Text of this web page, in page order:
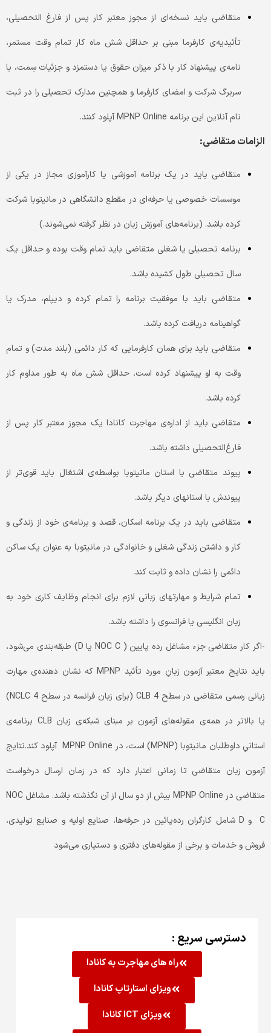
دسترسی سریع :
راه های مهاجرت به کانادا
ویزای استارتاپ کانادا
ویزای ICT کانادا
متقاضی باید نسخه‌ای از مجوز معتبر کار پس از فارغ التحصیلی،
تأئیدیه‌ی کارفرما مبنی بر حداقل شش ماه کار تمام وقت مستمر،
نامه‌ی پیشنهاد کار با ذکر میزان حقوق یا دستمزد و جزئیات سِمت، با
سربرگ شرکت و امضای کارفرما و همچنین مدارک تحصیلی را در ثبت
نام آنلاین این برنامه MPNP Online آپلود کنند.
الزامات متقاضی:
متقاضی باید در یک برنامه آموزشی یا کارآموزی مجاز در یکی از
موسسات خصوصی یا حرفه‌ای در مقطع دانشگاهی در مانیتوبا شرکت
کرده‌ باشد. (برنامه‌های آموزش زبان در نظر گرفته نمی‌شوند.)
برنامه تحصیلی یا شغلی متقاضی باید تمام وقت بوده و حداقل یک
سال تحصیلی طول کشیده باشد.
متقاضی باید با موفقیت برنامه را تمام کرده و دیپلم، مدرک یا
گواهینامه دریافت کرده‌ باشد.
متقاضی باید برای همان کارفرمایی که کار دائمی (بلند مدت) و تمام
وقت به او پیشنهاد کرده است، حداقل شش ماه به طور مداوم کار
کرده‌ باشد.
متقاضی باید از اداره‌ی مهاجرت کانادا یک مجوز معتبر کار پس از
فارغ‌التحصیلی داشته باشد.
پیوند متقاضی با استان مانیتوبا بواسطه‌ی اشتغال باید قوی‌تر از
پیوندش با استانهای دیگر باشد.
متقاضی باید در یک برنامه اسکان، قصد و برنامه‌ی خود از زندگی و
کار و داشتن زندگی شغلی و خانوادگی در مانیتوبا به عنوان یک ساکن
دائمی را نشان داده و ثابت کند.
تمام شرایط و مهارتهای زبانی لازم برای انجام وظایف کاری خود به
زبان انگلیسی یا فرانسوی را داشته باشد.
-اگر کار متقاضی جزء مشاغل رده پایین ( NOC C یا D) طبقه‌بندی می‌شود،
باید نتایج معتبر آزمون زبانِ مورد تأئید MPNP که نشان دهنده‌ی مهارت
زبانی رسمی متقاضی در سطح 4 CLB (برای زبان فرانسه در سطح 4 NCLC)
یا بالاتر در همه‌ی مقوله‌‌های آزمون بر مبنای شبکه‌ی زبان CLB برنامه‌ی
استانیِ داوطلبان مانیتوبا (MPNP) است، در MPNP Online آپلود کند.نتایج
آزمون زبان متقاضی تا زمانی اعتبار دارد که در زمان ارسال درخواست
متقاضی در MPNP Online بیش از دو سال از آن نگذشته باشد. مشاغل NOC
C و D شامل کارگران رده‌پائین در حرفه‌ها، صنایع اولیه و صنایع تولیدی،
فروش و خدمات و برخی از مقوله‌های دفتری و دستیاری می‌شود